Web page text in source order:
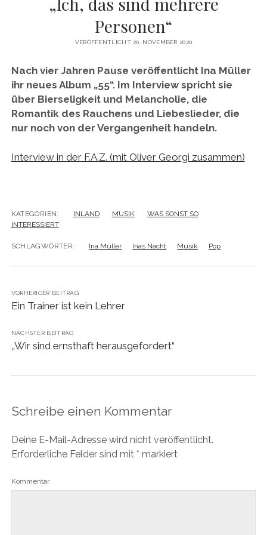
Personen“
VERÖFFENTLICHT 20. NOVEMBER 2020
Nach vier Jahren Pause veröffentlicht Ina Müller
ihr neues Album „55“. Im Interview spricht sie
über Bierseligkeit und Melancholie, die
Romantik des Rauchens und Liebeslieder, die
nur noch von der Vergangenheit handeln.
Interview in der F.A.Z. (mit Oliver Georgi zusammen)
KATEGORIEN: INLAND MUSIK
WAS SONST SO
INTERESSIERT
SCHLAGWÖRTER: Ina Müller Inas Nacht Musik Pop
VORHERIGER BEITRAG
Ein Trainer ist kein Lehrer
NÄCHSTER BEITRAG
„Wir sind ernsthaft herausgefordert“
Schreibe einen Kommentar
Deine E-Mail-Adresse wird nicht veröffentlicht.
Erforderliche Felder sind mit * markiert
Kommentar